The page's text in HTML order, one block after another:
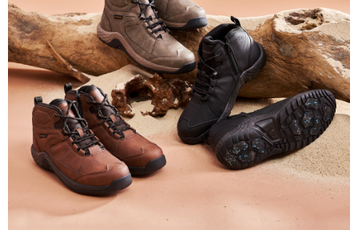
客戶支援中心」
https://netprotections.freshdesk.com/support/home
【注意事項】
１．透過由恩沛科技股份有限公司提供之「AFTEE先享後付」服務完成之交
易，需依本服務之必要範圍內提供個人資料，並將交易相關給付款項請求債
權轉讓予恩沛科技股份有限公司。
２．關於個人資料處理事宜，請瀏覽以下網址：
https://aftee.tw/terms/#terms3
３．未成年的使用者請事先徵得法定代理人或監護人之同意方可使用
「AFTEE先享後付」，若未經同意申辦者引起之損失，本公司不負相關責
任。
４．使用「AFTEE先享後付」時，將依據個別帳號之用戶狀況，依本公司即
時審查核予不同之上限額度；若仍有額度不足之情形，本公司將視審查結果
請求用戶進行身份認證。
５．嚴禁一人註冊多個帳號或使用他人資訊註冊。若發現惡意使用之情形，
恩沛科技股份有限公司將有權停止該用戶之使用額度並採取法律行動。